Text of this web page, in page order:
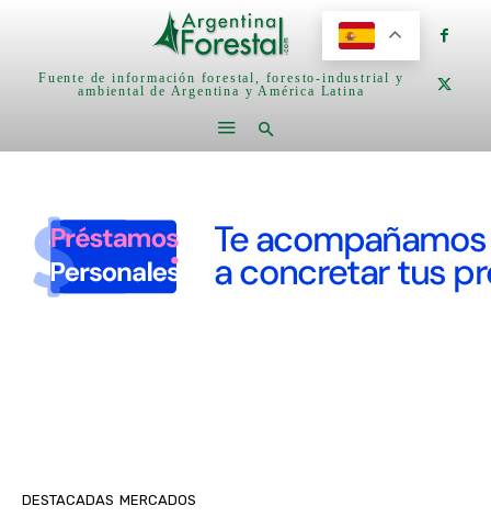
Fuente de información forestal, foresto-industrial y
ambiental de Argentina y América Latina
DESTACADAS MERCADOS